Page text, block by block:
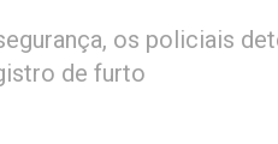
os policiais
de furto